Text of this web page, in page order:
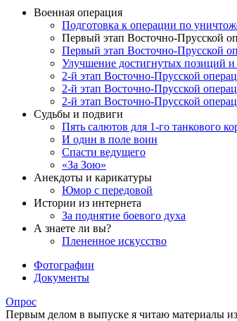
Военная операция
Подготовка к операции по
Первый этап Восточно-Прусской
Первый этап Восточно-Прусской
Улучшение достигнутых позиций и
2-й этап Восточно-Прусской
2-й этап Восточно-Прусской
2-й этап Восточно-Прусской
Судьбы и подвиги
Пять салютов для 1-го танкового
И один в поле воин
Спасти ведущего
«За Зою»
Анекдоты и карикатуры
Юмор с передовой
Истории из интернета
За поднятие боевого духа
А знаете ли вы?
Плененное искусство
Фотографии
Документы
Опрос
Первым делом в выпуске я читаю материалы